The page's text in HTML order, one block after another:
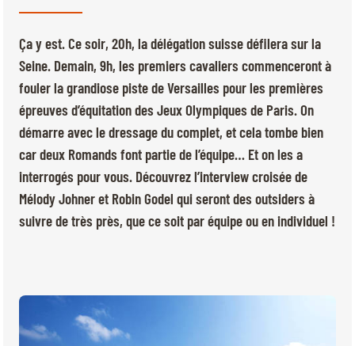
LIENS RAPIDES
DÉPARTS & RÉSULTATS
ROLEX GRAND SLAM
BILLETTERIE
BÉNÉVOLES
MÉDIAS
© 2026 CHI de Genève. Tous droits réservés
Jeudi, 17 Septembre 2026
Ça y est. Ce soir, 20h, la délégation suisse défilera sur la
Seine. Demain, 9h, les premiers cavaliers commenceront à
fouler la grandiose piste de Versailles pour les premières
épreuves d’équitation des Jeux Olympiques de Paris. On
démarre avec le dressage du complet, et cela tombe bien
car deux Romands font partie de l’équipe… Et on les a
interrogés pour vous. Découvrez l’interview croisée de
Mélody Johner et Robin Godel qui seront des outsiders à
suivre de très près, que ce soit par équipe ou en individuel !